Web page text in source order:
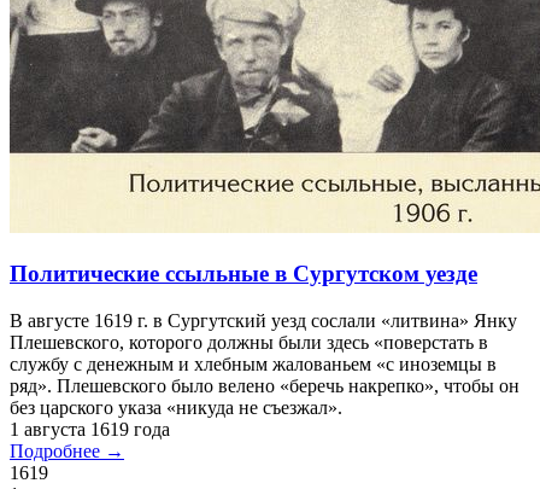
Политические ссыльные в Сургутском уезде
В августе 1619 г. в Сургутский уезд сослали «литвина» Янку
Плешевского, которого должны были здесь «поверстать в
службу с денежным и хлебным жалованьем «с иноземцы в
ряд». Плешевского было велено «беречь накрепко», чтобы он
без царского указа «никуда не съезжал».
1 августа 1619 года
Подробнее →
1619